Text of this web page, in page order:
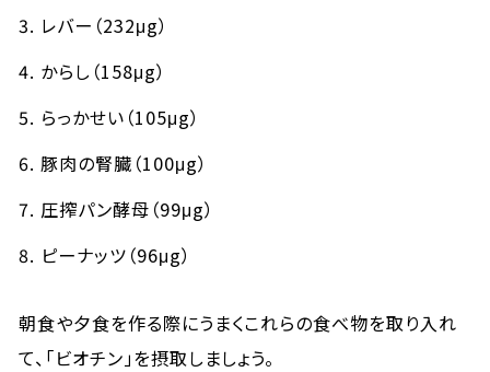
レバー（232μg）
からし（158μg）
らっかせい（105μg）
豚肉の腎臓（100μg）
圧搾パン酵母（99μg）
ピーナッツ（96μg）
朝食や夕食を作る際にうまくこれらの食べ物を取り入れ
て、「ビオチン」を摂取しましょう。